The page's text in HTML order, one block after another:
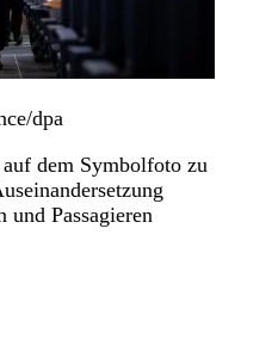
dpa
dem Symbolfoto zu
Passagieren